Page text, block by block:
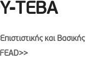
TEBA
και Βασικής